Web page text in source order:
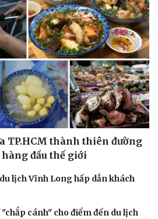
TP.HCM thành thiên đường
đầu thế giới
lịch Vĩnh Long hấp dẫn khách
cánh" cho điểm đến du lịch